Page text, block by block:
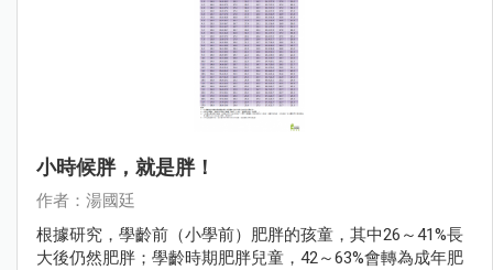
小時候胖，就是胖！
作者：湯國廷
根據研究，學齡前（小學前）肥胖的孩童，其中26～41%長
大後仍然肥胖；學齡時期肥胖兒童，42～63%會轉為成年肥